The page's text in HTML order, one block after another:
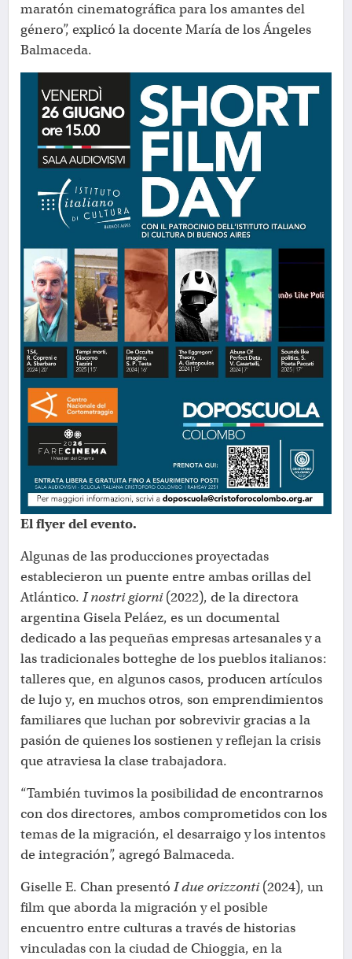
maratón cinematográfica para los amantes del
género”, explicó la docente María de los Ángeles
Balmaceda.
El flyer del evento.
Algunas de las producciones proyectadas
establecieron un puente entre ambas orillas del
Atlántico. I nostri giorni(2022), de la directora
argentina Gisela Peláez, es un documental
dedicado a las pequeñas empresas artesanales y a
las tradicionales botteghe de los pueblos italianos:
talleres que, en algunos casos, producen artículos
de lujo y, en muchos otros, son emprendimientos
familiares que luchan por sobrevivir gracias a la
pasión de quienes los sostienen y reflejan la crisis
que atraviesa la clase trabajadora.
“También tuvimos la posibilidad de encontrarnos
con dos directores, ambos comprometidos con los
temas de la migración, el desarraigo y los intentos
de integración”, agregó Balmaceda.
Giselle E. Chan presentó I due orizzonti(2024), un
film que aborda la migración y el posible
encuentro entre culturas a través de historias
vinculadas con la ciudad de Chioggia, en la